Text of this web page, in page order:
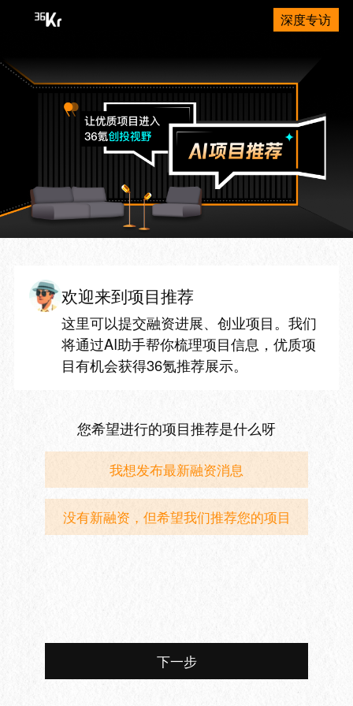
深度专访
欢迎来到项目推荐
这里可以提交融资进展、创业项目。我们
将通过AI助手帮你梳理项目信息，优质项
目有机会获得36氪推荐展示。
您希望进行的项目推荐是什么呀
我想发布最新融资消息
没有新融资，但希望我们推荐您的项目
下一步